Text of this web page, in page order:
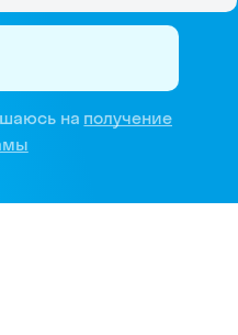
на получение